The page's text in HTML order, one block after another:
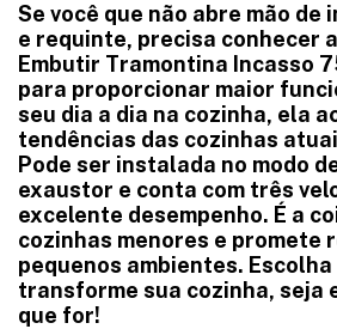
Se você que não abre mão de
e requinte, precisa conhecer
Embutir Tramontina Incasso
para proporcionar maior
seu dia a dia na cozinha, ela
tendências das cozinhas
Pode ser instalada no modo
exaustor e conta com três
excelente desempenho. É a
cozinhas menores e promete
pequenos ambientes.
transforme sua cozinha, seja
que for!